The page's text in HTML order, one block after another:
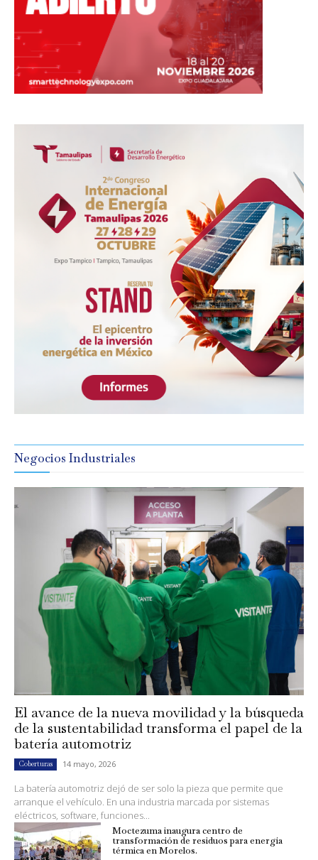
Negocios Industriales
El avance de la nueva movilidad y la búsqueda
de la sustentabilidad transforma el papel de la
batería automotriz
Coberturas 14 mayo, 2026
La batería automotriz dejó de ser solo la pieza que permite que
arranque el vehículo. En una industria marcada por sistemas
eléctricos, software, funciones...
Moctezuma inaugura centro de
transformación de residuos para energía
térmica en Morelos.